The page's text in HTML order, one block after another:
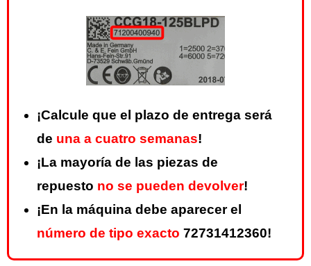
¡Calcule que el plazo de entrega será
de una a cuatro semanas!
¡La mayoría de las piezas de
repuesto no se pueden devolver!
¡En la máquina debe aparecer el
número de tipo exacto 72731412360!